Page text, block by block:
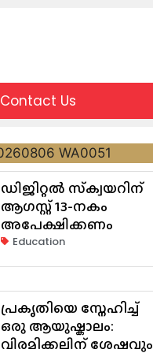
Contact Us
ഡിജിറ്റൽ സ്‌ക്വയറിന്
ആഗസ്റ്റ് 13-നകം
അപേക്ഷിക്കണം
Education
പ്രകൃതിയെ സ്നേഹിച്ച്
ഒരു ആയുഷ്കാലം:
വിരമിക്കലിന് ശേഷവും